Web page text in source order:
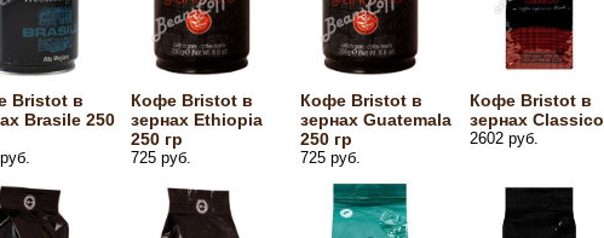
Bristot в
Brasile 250
Кофе Bristot в
зернах Ethiopia
250 гр
725 руб.
Кофе Bristot в
зернах Guatemala
250 гр
725 руб.
Кофе Bristot в
зернах Classico
2602 руб.